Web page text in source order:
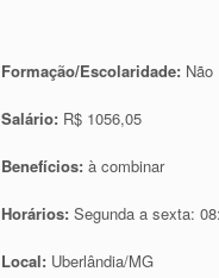
Formação/Escolaridade: Não
Salário: R$ 1056,05
Benefícios: à combinar
Horários: Segunda a sexta:
Local: Uberlândia/MG